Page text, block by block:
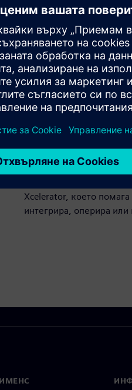
Движение
Build
Разширява или
Siemens Xcelerator чрез
създава ново
Service
Xcelerator, което
интегрира, оперира